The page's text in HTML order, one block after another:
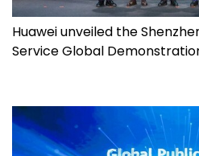
Huawei unveiled the
Service Global